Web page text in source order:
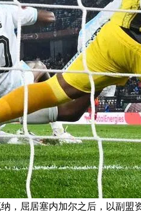
，屈居塞内加尔之后，以副盟